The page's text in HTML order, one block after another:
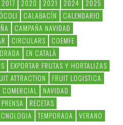
2017 2020 2021 2024
2025
CALABACÍN
CALENDARIO
CAMPAÑA NAVIDAD
CIRCULARS
COEMFE
EN CATALÀ
EXPORTAR FRUTAS Y HORTALIZAS
ATTRACTION
FRUIT LOGISTICA
NAVIDAD
PRENSA
RECETAS
TEMPORADA VERANO